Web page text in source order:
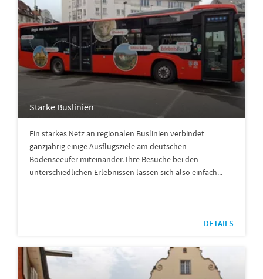
Starke Buslinien
Ein starkes Netz an regionalen Buslinien verbindet
ganzjährig einige Ausflugsziele am deutschen
Bodenseeufer miteinander. Ihre Besuche bei den
unterschiedlichen Erlebnissen lassen sich also einfach...
DETAILS